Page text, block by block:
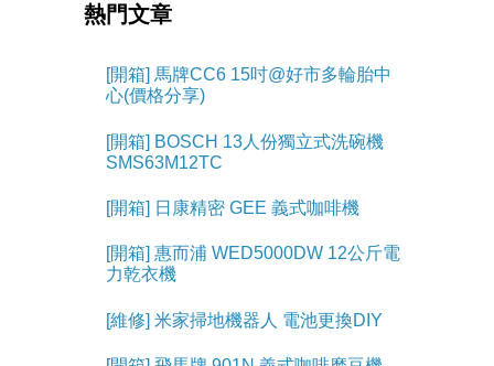
熱門文章
[開箱] 馬牌CC6 15吋@好市多輪胎中
心(價格分享)
[開箱] BOSCH 13人份獨立式洗碗機
SMS63M12TC
[開箱] 日康精密 GEE 義式咖啡機
[開箱] 惠而浦 WED5000DW 12公斤電
力乾衣機
[維修] 米家掃地機器人 電池更換DIY